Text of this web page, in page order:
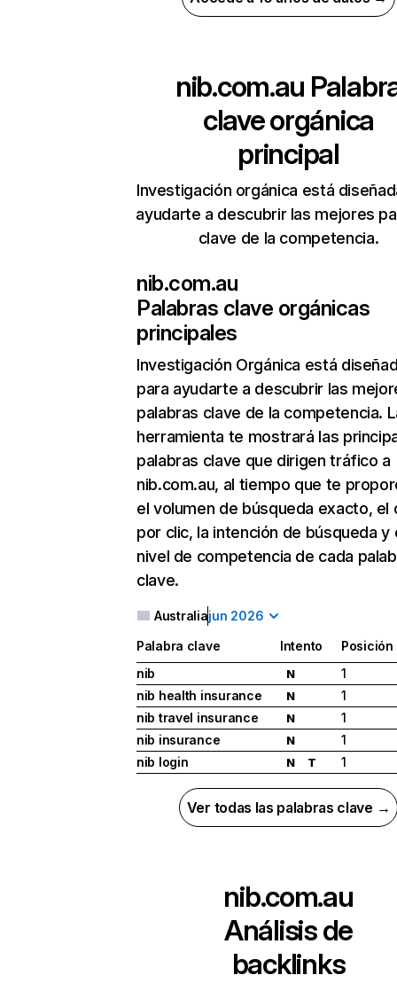
nib.com.au
clave orgánica
principal
Investigación orgánica está
ayudarte a descubrir las mejores
clave de la competencia.
nib.com.au
Palabras clave orgánicas
principales
Investigación Orgánica está
para ayudarte a descubrir las
palabras clave de la competencia.
herramienta te mostrará las
palabras clave que dirigen tráfico a
nib.com.au, al tiempo que te
el volumen de búsqueda exacto, el
por clic, la intención de búsqueda y
nivel de competencia de cada
clave.
Australiajun 2026
Palabra clave Intento
Posición
nib
N
1
nib health insurance
N
1
nib travel insurance
N
1
nib insurance
N
1
nib login
N T 1
Ver todas las palabras clave →
nib.com.au
Análisis de
backlinks